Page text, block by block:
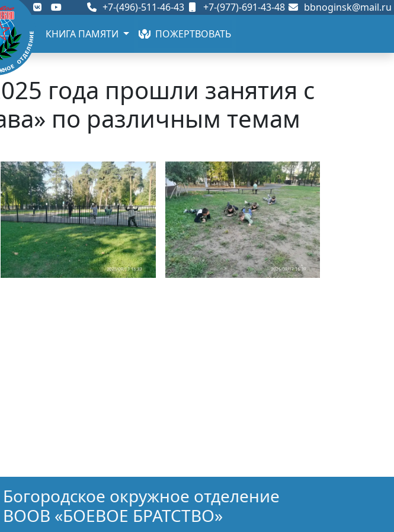
+7-(496)-511-46-43 +7-(977)-691-43-48 bbnoginsk@mail.ru
КНИГА ПАМЯТИ ПОЖЕРТВОВАТЬ
года прошли занятия с
по различным темам
Богородское окружное отделение
ВООВ «БОЕВОЕ БРАТСТВО»